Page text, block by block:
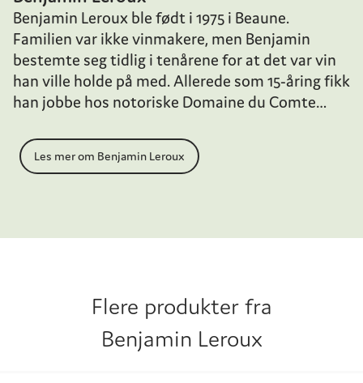
Benjamin Leroux ble født i 1975 i Beaune.
Familien var ikke vinmakere, men Benjamin
bestemte seg tidlig i tenårene for at det var vin
han ville holde på med. Allerede som 15-åring fikk
han jobbe hos notoriske Domaine du Comte
Dette inspirerte ham til å ta sin grad i ønologi og
etter hvert reise verden rundt i vinens tjeneste.
domaine og négociant-virksomhet.
Les mer om Benjamin Leroux
Flere produkter fra
Benjamin Leroux